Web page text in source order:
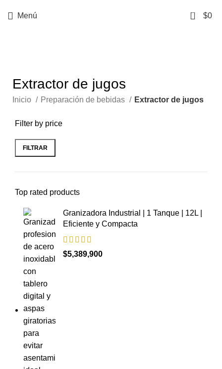
Menú 0 $0
Extractor de jugos
Inicio Preparación de bebidas Extractor de jugos
Filter by price
FILTRAR
Top rated products
Granizadora Industrial | 1 Tanque | 12L |
Eficiente y Compacta
$5,389,900